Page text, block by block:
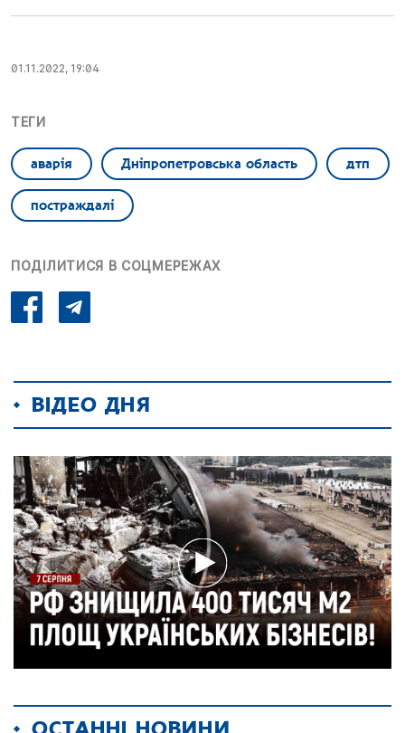
01.11.2022, 19:04
ТЕГИ
аварія Дніпропетровська область дтп
постраждалі
ПОДІЛИТИСЯ В СОЦМЕРЕЖАХ
ВІДЕО ДНЯ